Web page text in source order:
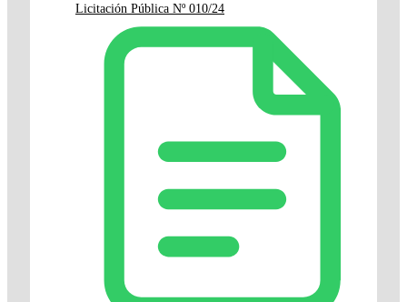
Licitación Pública Nº 010/24